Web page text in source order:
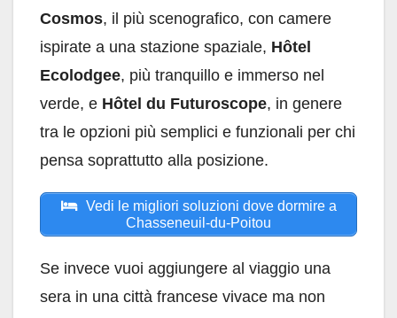
Cosmos, il più scenografico, con camere
ispirate a una stazione spaziale, Hôtel
Ecolodgee, più tranquillo e immerso nel
verde, e Hôtel du Futuroscope, in genere
tra le opzioni più semplici e funzionali per chi
pensa soprattutto alla posizione.
Vedi le migliori soluzioni dove dormire a
Chasseneuil-du-Poitou
Se invece vuoi aggiungere al viaggio una
sera in una città francese vivace ma non